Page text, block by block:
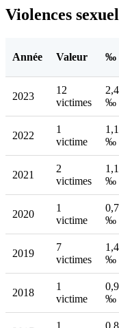
Violences
Année Valeur ‰
2023
12
victimes
‰
2022
1
victime
‰
2021
2
victimes
‰
2020
1
victime
‰
2019
7
victimes
‰
2018
1
victime
‰
1